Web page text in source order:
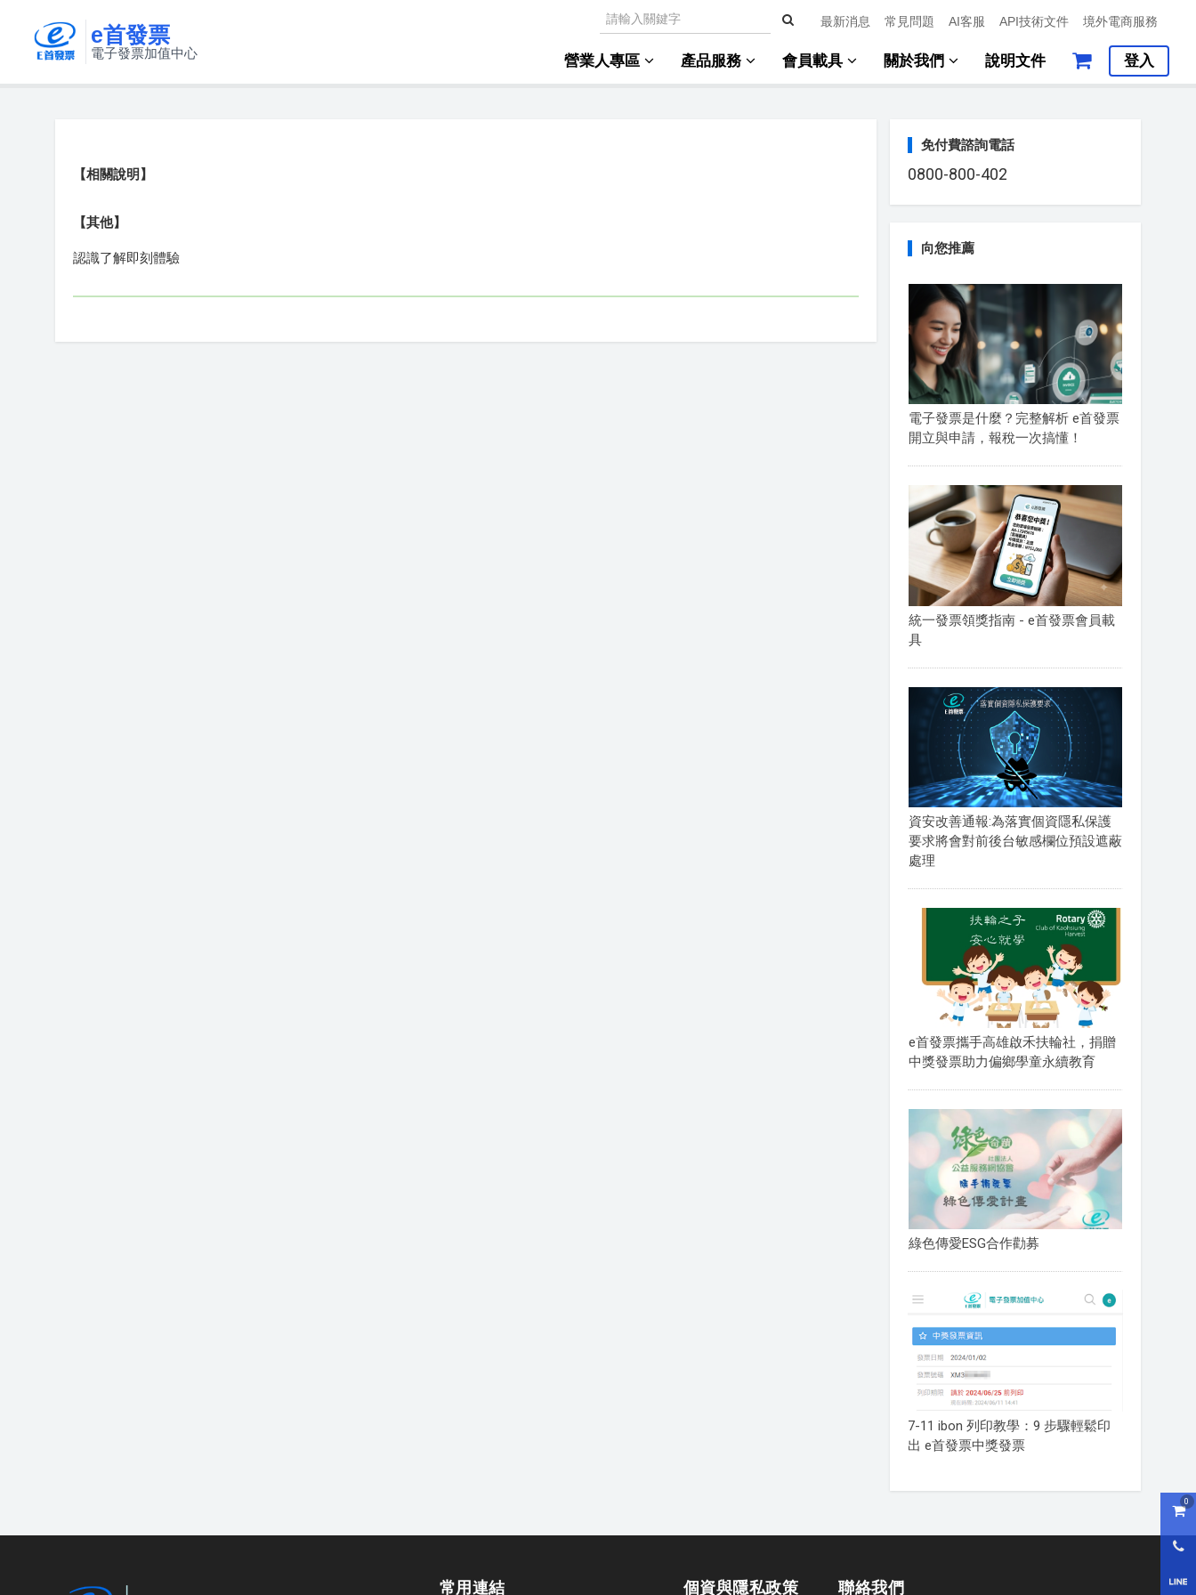
購
0
e首發票
電子發票加值中心
最新消息 常見問題 AI客服 API技術文件 境外電商服務
營業人專區 產品服務 會員載具 關於我們 說明文件 登入
【相關說明】
【其他】
認識了解即刻體驗
免付費諮詢電話
0800-800-402
向您推薦
電子發票是什麼？完整解析 e首發票
開立與申請，報稅一次搞懂！
統一發票領獎指南 - e首發票會員載
具
資安改善通報:為落實個資隱私保護
要求將會對前後台敏感欄位預設遮蔽
處理
e首發票攜手高雄啟禾扶輪社，捐贈
中獎發票助力偏鄉學童永續教育
綠色傳愛ESG合作勸募
7-11 ibon 列印教學：9 步驟輕鬆印
出 e首發票中獎發票
常用連結 個資與隱私政策 聯絡我們